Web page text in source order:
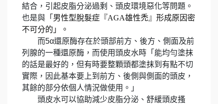
結合，引起皮脂分泌過剩、頭皮環境惡化等問題。
也是與「 男性型脫髮症『AGA雄性禿』形成原因密
不可分的」。
而5α還原酶存在於頭部前方、後方、側面及前
列腺的一種還原酶，而使用頭皮水時「能均勻塗抹
的話是最好的，但有時要整顆頭都塗抹到有點不切
實際，因此基本要上到前方、後側與側面的頭皮，
其餘的部分依個人情況做使用。」
頭皮水可以協助減少皮脂分泌、舒緩頭皮搔